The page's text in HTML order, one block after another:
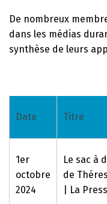
De nombreux
dans les médias
synthèse de leurs
Date Titre
1er
octobre
2024
Le sac à
de
| La